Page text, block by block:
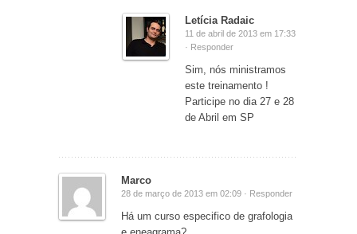
Letícia Radaic
11 de abril de 2013 em 17:33
· Responder
Sim, nós ministramos
este treinamento !
Participe no dia 27 e 28
de Abril em SP
Marco
28 de março de 2013 em 02:09 · Responder
Há um curso especifico de grafologia